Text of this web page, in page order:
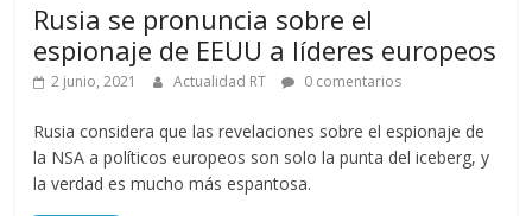
Rusia se pronuncia sobre el
espionaje de EEUU a líderes europeos
2 junio, 2021 Actualidad RT 0 comentarios
Rusia considera que las revelaciones sobre el espionaje de
la NSA a políticos europeos son solo la punta del iceberg, y
la verdad es mucho más espantosa.